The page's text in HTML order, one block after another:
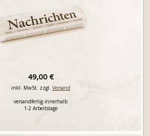
49,00 €
inkl. MwSt. zzgl. Versand
versandfertig innerhalb
1-2 Arbeitstage